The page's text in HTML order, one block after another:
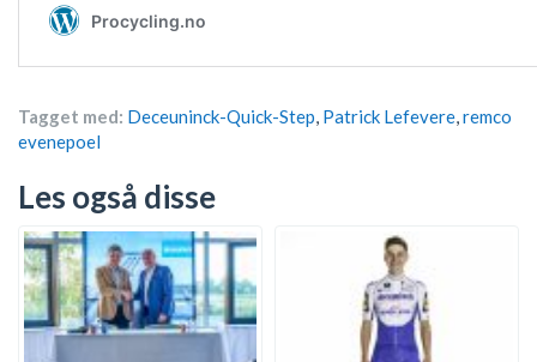
Tagget med: Deceuninck-Quick-Step, Patrick Lefevere,remco
evenepoel
Les også disse